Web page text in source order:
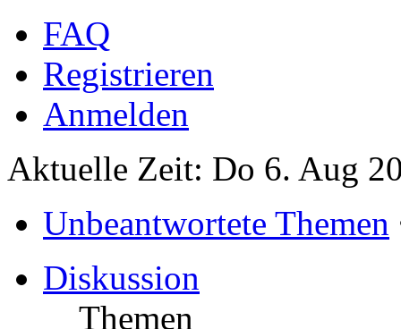
FAQ
Registrieren
Anmelden
Aktuelle Zeit: Do 6. Aug
Unbeantwortete Themen
Diskussion
Themen